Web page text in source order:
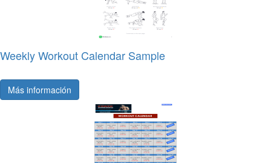
Weekly Workout Calendar Sample
Más información